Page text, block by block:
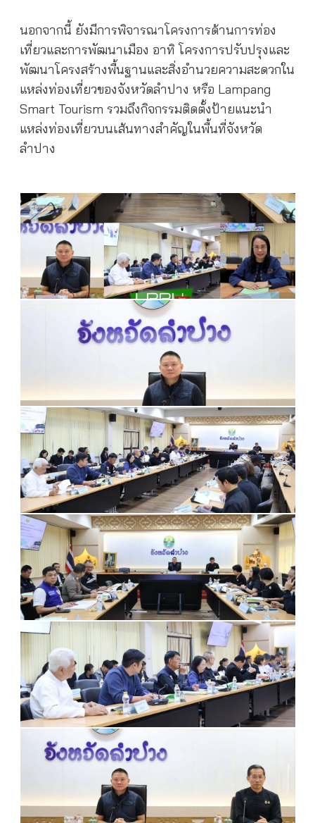
นอกจากนี้ ยังมีการพิจารณาโครงการด้านการท่อง
เที่ยวและการพัฒนาเมือง อาทิ โครงการปรับปรุงและ
พัฒนาโครงสร้างพื้นฐานและสิ่งอำนวยความสะดวกใน
แหล่งท่องเที่ยวของจังหวัดลำปาง หรือ Lampang
Smart Tourism รวมถึงกิจกรรมติดตั้งป้ายแนะนำ
แหล่งท่องเที่ยวบนเส้นทางสำคัญในพื้นที่จังหวัด
ลำปาง